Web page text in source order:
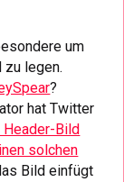
um
zu legen.
?
hat Twitter
Header-Bild
solchen
Bild einfügt